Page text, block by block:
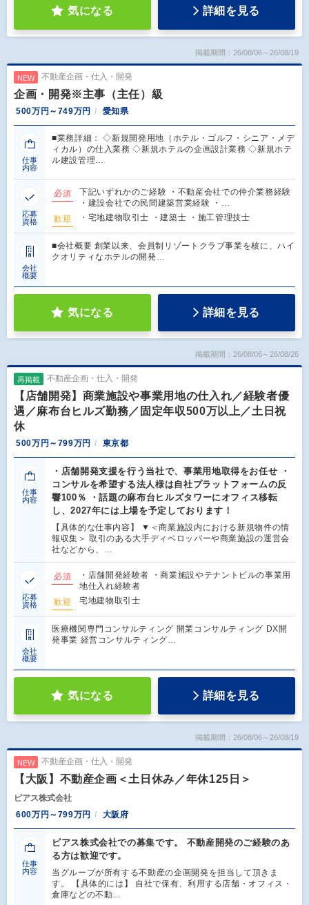
気になる 詳細を見る
掲載期間：26/08/06～26/08/19
NEW 不動産企画・仕入・開発
企画・開発※主事（主任）級
500万円～749万円 愛知県
仕事
内容
■業務詳細： ◇新規開発用地（ホテル・ゴルフ・シニア・メデ
ィカル）の仕入業務 ◇新規ホテルの企画設計業務 ◇新規ホテ
ル建設管理…
応募
資格
必須
下記いずれかのご経験 ・不動産会社での仲介業務経験
・建設会社での民間建築営業経験 ・…
歓迎
・宅地建物取引士 ・建築士 ・施工管理技士
会社
概要
■会社概要 創業以来、会員制リゾートクラブ事業を核に、ハイ
クオリティなホテルの開発…
気になる 詳細を見る
掲載期間：26/08/06～26/08/26
再掲載 不動産企画・仕入・開発
【店舗開発】商業施設や事業用地の仕入れ／経験者優
遇／麻布台ヒルズ勤務／固定年収500万以上／土日祝
休
500万円～799万円 東京都
仕事
内容
・店舗開発支援を行う当社で、事業用地取得をお任せ ・
コンサルを希望する法人様は自社プラットフォームの反
響100％ ・話題の麻布台ヒルズタワーにオフィス移転
し、2027年には上場を予定しております！
【具体的な仕事内容】 ▼＜商業施設内における新規物件の情
報収集＞ 取引のある大手ディベロッパーや商業施設の運営会
社などから、…
応募
資格
必須
・店舗開発経験者 ・商業施設やテナントビルの事業用
地仕入れ経験者
歓迎
宅地建物取引士
会社
概要
医療機関専門コンサルティング 開業コンサルティング DX開
発事業 経営コンサルティング…
気になる 詳細を見る
掲載期間：26/08/06～26/08/19
NEW 不動産企画・仕入・開発
【大阪】不動産企画＜土日休み／年休125日＞
ピアス株式会社
600万円～799万円
大阪府
仕事
内容
ピアス株式会社での募集です。 不動産開発のご経験のあ
る方は歓迎です。
当グループが所有する不動産の企画開発を担当して頂きま
す。 【具体的には】 自社で保有、利用する店舗・オフィス・
倉庫などの不動…